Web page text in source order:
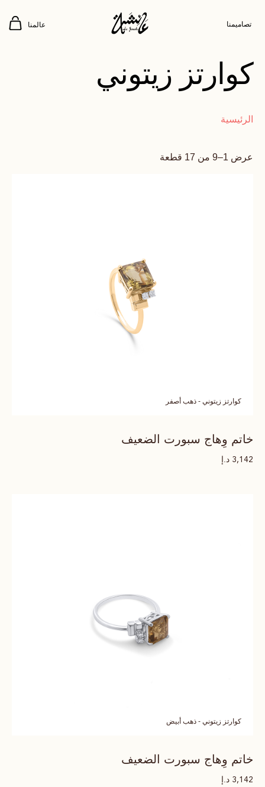
تصاميمنا عالمنا
كوارتز زيتوني
الرئيسية
عرض 1–9 من 17 قطعة
كوارتز زيتوني - ذهب أصفر
خاتم وِهاج سبورت الضعيف
3,142 د.إ
كوارتز زيتوني - ذهب أبيض
خاتم وِهاج سبورت الضعيف
3,142 د.إ